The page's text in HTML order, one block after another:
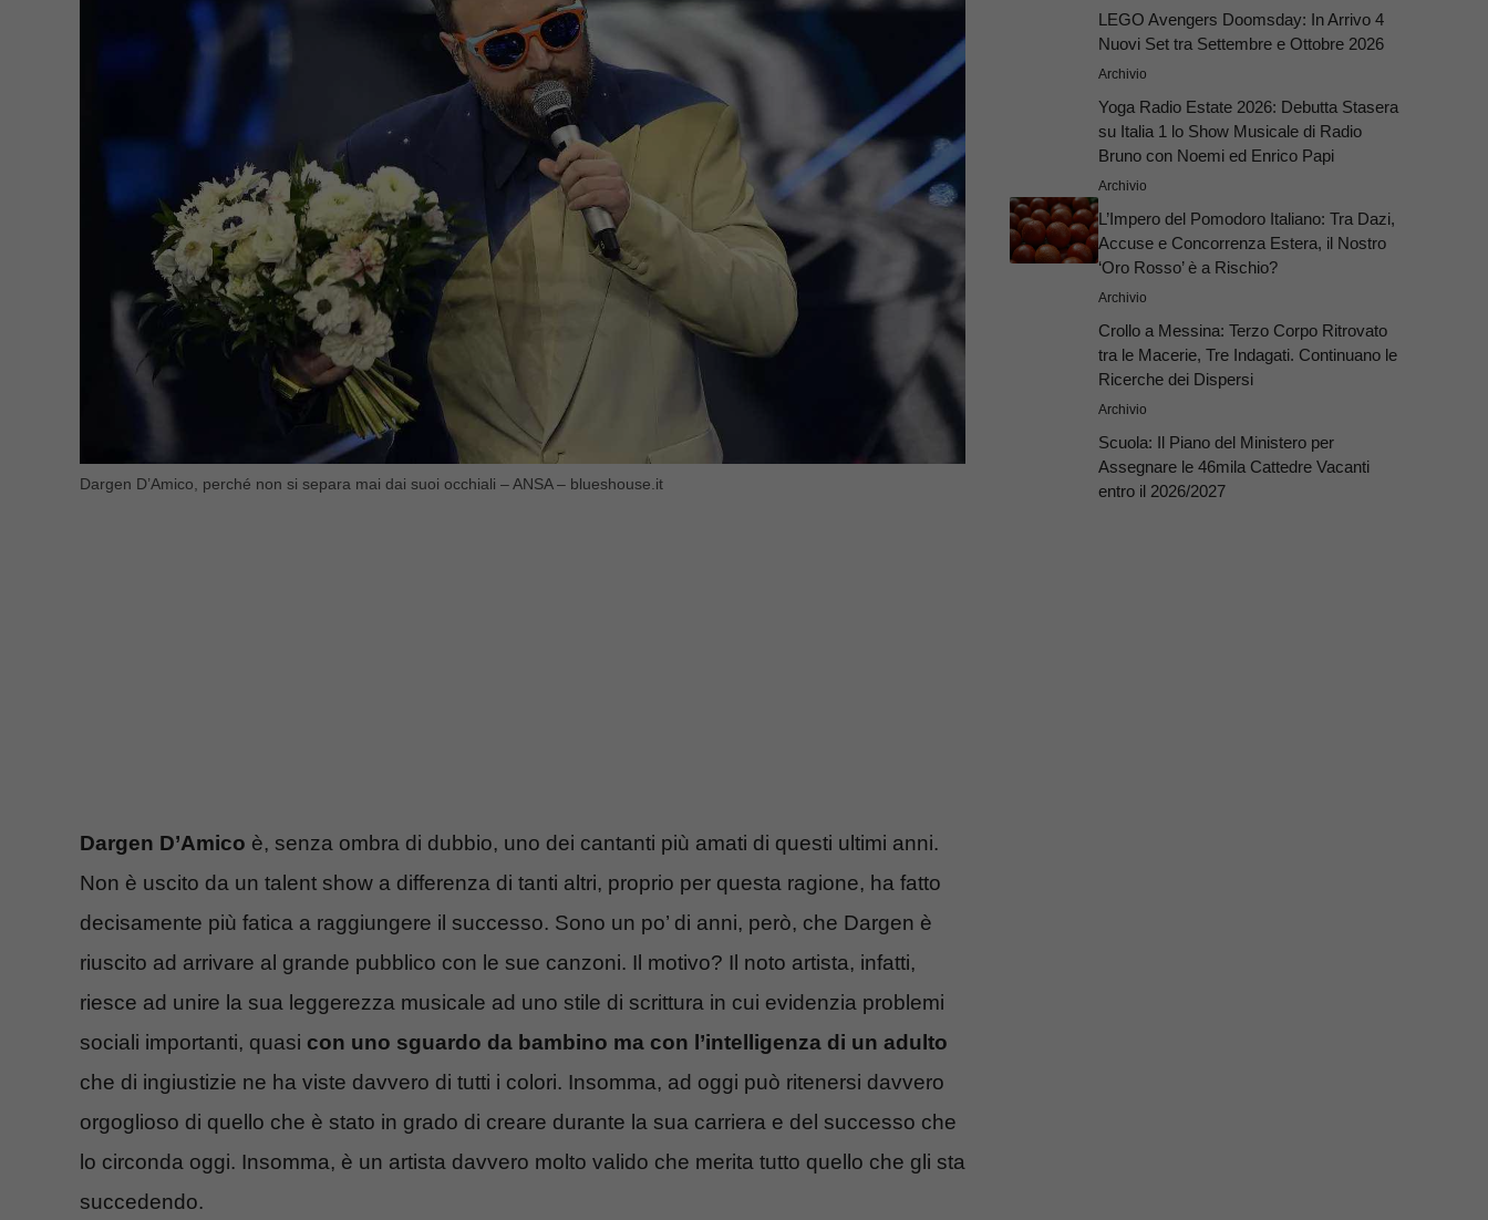
Dargen D’Amico, perché non si separa mai dai suoi occhiali – ANSA – blueshouse.it
Dargen D’Amico è, senza ombra di dubbio, uno dei cantanti più amati di questi ultimi anni.
Non è uscito da un talent show a differenza di tanti altri, proprio per questa ragione, ha fatto
decisamente più fatica a raggiungere il successo. Sono un po’ di anni, però, che Dargen è
riuscito ad arrivare al grande pubblico con le sue canzoni. Il motivo? Il noto artista, infatti,
riesce ad unire la sua leggerezza musicale ad uno stile di scrittura in cui evidenzia problemi
sociali importanti, quasi con uno sguardo da bambino ma con l’intelligenza di un adulto
che di ingiustizie ne ha viste davvero di tutti i colori. Insomma, ad oggi può ritenersi davvero
orgoglioso di quello che è stato in grado di creare durante la sua carriera e del successo che
lo circonda oggi. Insomma, è un artista davvero molto valido che merita tutto quello che gli sta
succedendo.
LEGO Avengers Doomsday: In Arrivo 4
Nuovi Set tra Settembre e Ottobre 2026
Archivio
Yoga Radio Estate 2026: Debutta Stasera
su Italia 1 lo Show Musicale di Radio
Bruno con Noemi ed Enrico Papi
Archivio
L’Impero del Pomodoro Italiano: Tra Dazi,
Accuse e Concorrenza Estera, il Nostro
‘Oro Rosso’ è a Rischio?
Archivio
Crollo a Messina: Terzo Corpo Ritrovato
tra le Macerie, Tre Indagati. Continuano le
Ricerche dei Dispersi
Archivio
Scuola: Il Piano del Ministero per
Assegnare le 46mila Cattedre Vacanti
entro il 2026/2027